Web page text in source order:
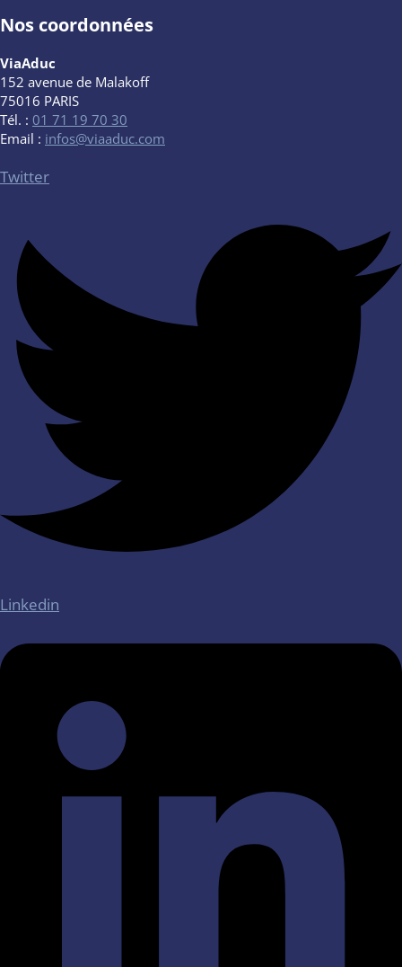
Nos coordonnées
ViaAduc
152 avenue de Malakoff
75016 PARIS
Tél. : 01 71 19 70 30
Email : infos@viaaduc.com
Twitter
Linkedin